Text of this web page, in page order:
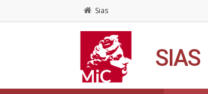
Sias
SIAS